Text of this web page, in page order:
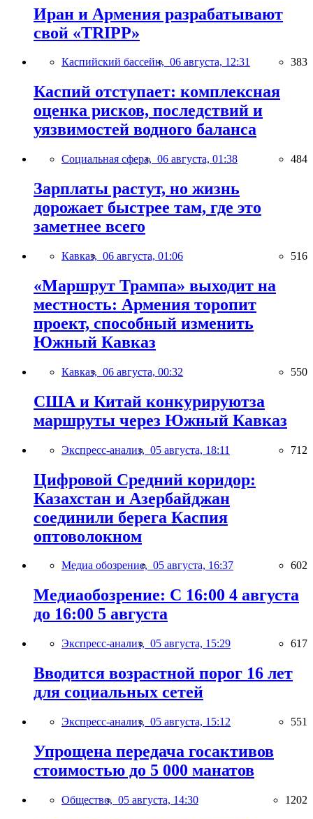
Иран и Армения разрабатывают
свой «TRIPP»
Каспийский бассейн, 06 августа, 12:31 383
Каспий отступает: комплексная
оценка рисков, последствий и
уязвимостей водного баланса
Социальная сфера, 06 августа, 01:38 484
Зарплаты растут, но жизнь
дорожает быстрее там, где это
заметнее всего
Кавказ, 06 августа, 01:06 516
«Маршрут Трампа» выходит на
местность: Армения торопит
проект, способный изменить
Южный Кавказ
Кавказ, 06 августа, 00:32 550
США и Китай конкурируютза
маршруты через Южный Кавказ
Экспресс-анализ, 05 августа, 18:11 712
Цифровой Средний коридор:
Казахстан и Азербайджан
соединили берега Каспия
оптоволокном
Медиа обозрение, 05 августа, 16:37 602
Медиаобозрение: С 16:00 4 августа
до 16:00 5 августа
Экспресс-анализ, 05 августа, 15:29 617
Вводится возрастной порог 16 лет
для социальных сетей
Экспресс-анализ, 05 августа, 15:12 551
Упрощена передача госактивов
стоимостью до 5 000 манатов
Общество, 05 августа, 14:30 1202